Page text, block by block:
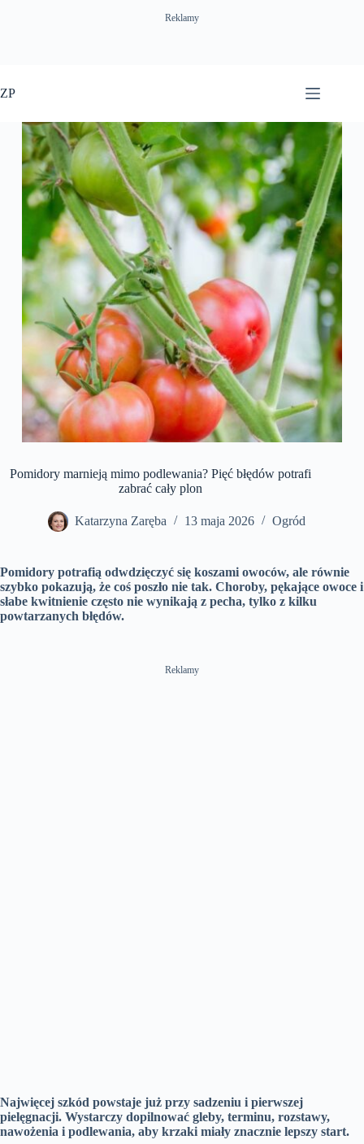
Reklamy
do
treści
ZP
Pomidory marnieją mimo podlewania? Pięć błędów potrafi
zabrać cały plon
Katarzyna Zaręba 13 maja 2026 Ogród
Pomidory potrafią odwdzięczyć się koszami owoców, ale równie
szybko pokazują, że coś poszło nie tak. Choroby, pękające owoce i
słabe kwitnienie często nie wynikają z pecha, tylko z kilku
powtarzanych błędów.
Reklamy
Najwięcej szkód powstaje już przy sadzeniu i pierwszej
pielęgnacji. Wystarczy dopilnować gleby, terminu, rozstawy,
nawożenia i podlewania, aby krzaki miały znacznie lepszy start.